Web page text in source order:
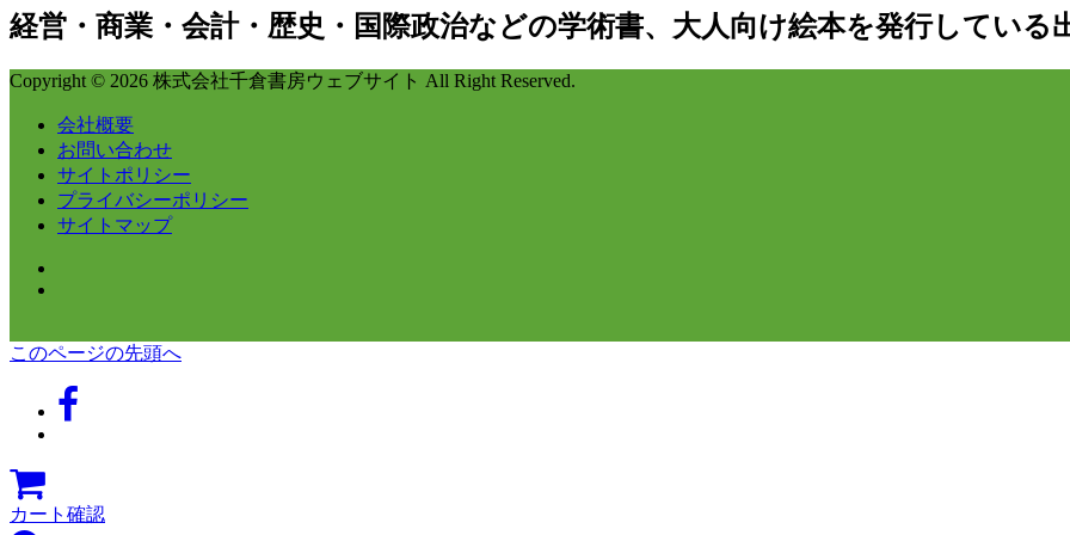
経営・商業・会計・歴史・国際政治などの学術書、大人向け絵本を発行している
Copyright © 2026 株式会社千倉書房ウェブサイト All Right Reserved.
会社概要
お問い合わせ
サイトポリシー
プライバシーポリシー
サイトマップ
このページの先頭へ
カート確認